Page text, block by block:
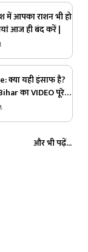
में आपका राशन भी हो
आज ही बंद करें |
क्या यही इंसाफ है?
का VIDEO पूरे
और भी पढ़ें...